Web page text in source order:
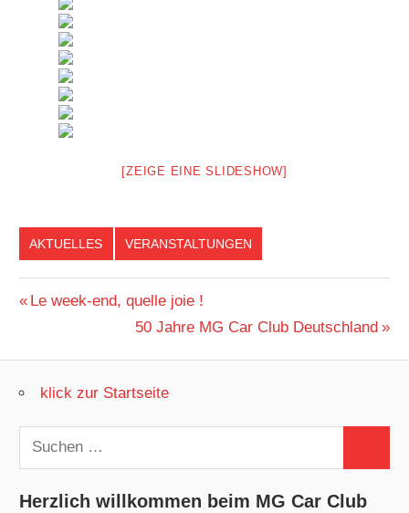
[ZEIGE EINE SLIDESHOW]
AKTUELLES VERANSTALTUNGEN
Beitragsnavigation
Vorheriger
Le week-end, quelle joie !
Nächster
50 Jahre MG Car Club Deutschland
klick zur Startseite
Suchen
nach:
Herzlich willkommen beim MG Car Club